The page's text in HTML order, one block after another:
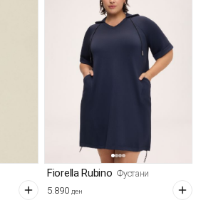
Fiorella Rubino Фустани
5.890 ден